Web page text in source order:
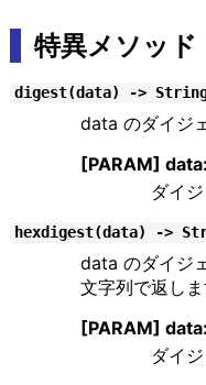
特異メソッド
digest(data) ->
data のダイジ
[PARAM] data:
ダイ
hexdigest(data) ->
data のダイジ
文字列で返しま
[PARAM] data:
ダイ